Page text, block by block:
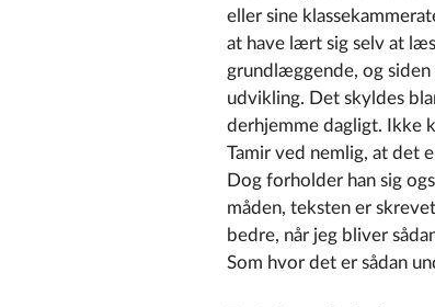
eller sine
at have lært sig selv at
grundlæggende, og
udvikling. Det skyldes
derhjemme dagligt. Ikke
Tamir ved nemlig, at det
Dog forholder han sig
måden, teksten er
bedre, når jeg bliver
Som hvor det er sådan